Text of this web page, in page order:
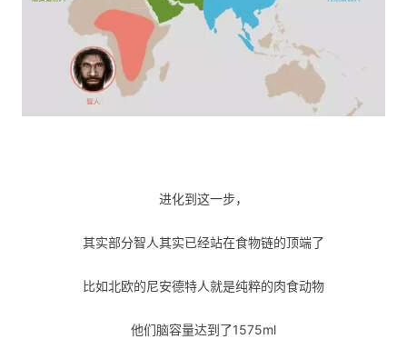
进化到这一步，
其实部分智人其实已经站在食物链的顶端了
比如北欧的尼安德特人就是纯粹的肉食动物
他们脑容量达到了1575ml